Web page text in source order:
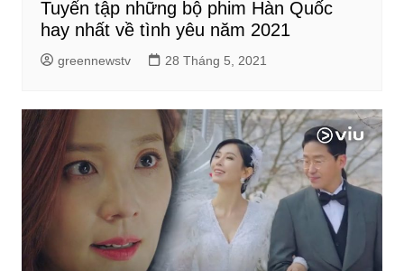
Tuyển tập những bộ phim Hàn Quốc
hay nhất về tình yêu năm 2021
greennewstv 28 Tháng 5, 2021